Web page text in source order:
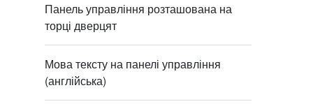
Панель управління розташована на
торці дверцят
Мова тексту на панелі управління
(англійська)